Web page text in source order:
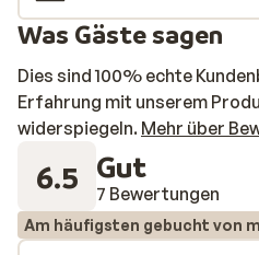
Was Gäste sagen
Dies sind 100% echte
Erfahrung mit unserem
widerspiegeln. Mehr über
6.5 Gut
7 Bewertungen
Am häufigsten gebucht von